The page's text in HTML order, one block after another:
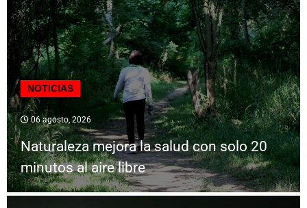
NOTICIAS
06 agosto, 2026
Naturaleza mejora la salud con solo 20
minutos al aire libre